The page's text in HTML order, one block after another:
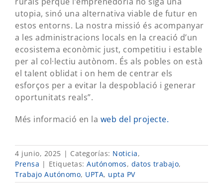
utopia, sinó una alternativa viable de futur en
estos entorns. La nostra missió és acompanyar
a les administracions locals en la creació d’un
ecosistema econòmic just, competitiu i estable
per al col·lectiu autònom. És als pobles on està
el talent oblidat i on hem de centrar els
esforços per a evitar la despoblació i generar
oportunitats reals”.
Més informació en la web del projecte.
4 junio, 2025 | Categorías: Noticia,
Prensa | Etiquetas: Autónomos, datos trabajo,
Trabajo Autónomo, UPTA, upta PV